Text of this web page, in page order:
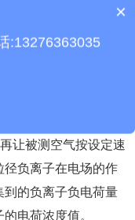
，测量空气中的负
让被测空气按设定速
径负离子在电场的作
到的负离子负电荷量
电荷浓度值。
质保时间是多久？
×
:13276363035